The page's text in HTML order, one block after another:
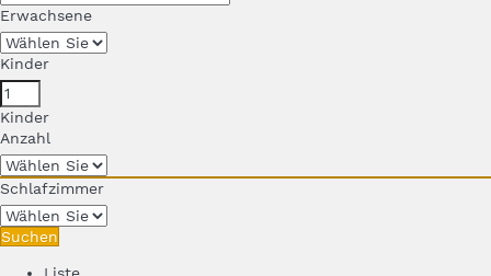
Erwachsene
Kinder
Kinder
Anzahl
Schlafzimmer
Suchen